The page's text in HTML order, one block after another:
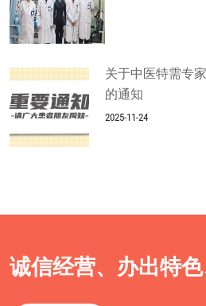
关于中医特需专
的通知
2025-11-24
诚信经营、办出特